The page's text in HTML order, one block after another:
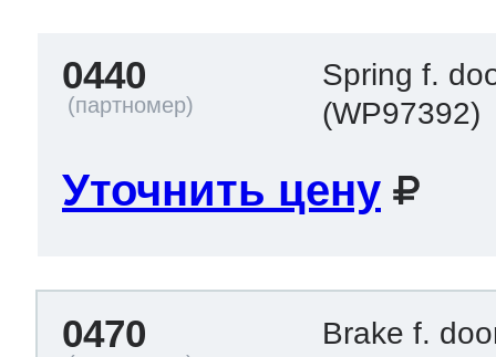
0440
Spring f.
(WP97392)
Уточнить цену
0470 Brake f.